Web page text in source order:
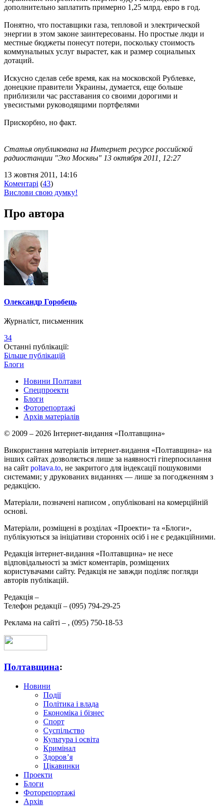
дополнительно заплатить примерно 1,25 млрд. евро в год.
Понятно, что поставщики газа, тепловой и электрической
энергии в этом законе заинтересованы. Но простые люди и
местные бюджеты понесут потери, поскольку стоимость
коммунальных услуг вырастет, как и размер социальных
дотаций.
Искусно сделав себе время, как на московской Рублевке,
донецкие правители Украины, думается, еще больше
приблизили час расставания со своими дорогими и
увесистыми руководящими портфелями
Прискорбно, но факт.
Статья опубликована на Интернет ресурсе российской
радиостанции "Эхо Москвы" 13 октября 2011, 12:27
13 жовтня 2011, 14:16
Коментарі (43)
Вислови свою думку!
Про автора
Олександр Горобець
Журналіст, письменник
34
Останні публікації:
Більше публікацій
Блоги
Новини Полтави
Спецпроекти
Блоги
Фоторепортажі
Архів матеріалів
© 2009 – 2026 Інтернет-видання «Полтавщина»
Використання матеріалів інтернет-видання «Полтавщина» на
інших сайтах дозволяється лише за наявності гіперпосилання
на сайт poltava.to, не закритого для індексації пошуковими
системами; у друкованих виданнях — лише за погодженням з
редакцією.
Матеріали, позначені написом , опубліковані на комерційній
основі.
Матеріали, розміщені в розділах «Проекти» та «Блоги»,
публікуються за ініціативи сторонніх осіб і не є редакційними.
Редакція інтернет-видання «Полтавщина» не несе
відповідальності за зміст коментарів, розміщених
користувачами сайту. Редакція не завжди поділяє погляди
авторів публікацій.
Редакція –
Телефон редакції – (095) 794-29-25
Реклама на сайті – , (095) 750-18-53
Полтавщина:
Новини
Події
Політика і влада
Економіка і бізнес
Спорт
Суспільство
Культура і освіта
Кримінал
Здоров’я
Цікавинки
Проекти
Блоги
Фоторепортажі
Архів